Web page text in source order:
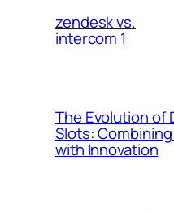
zendesk vs.
intercom 1
The Evolution of
Slots:
with Innovation